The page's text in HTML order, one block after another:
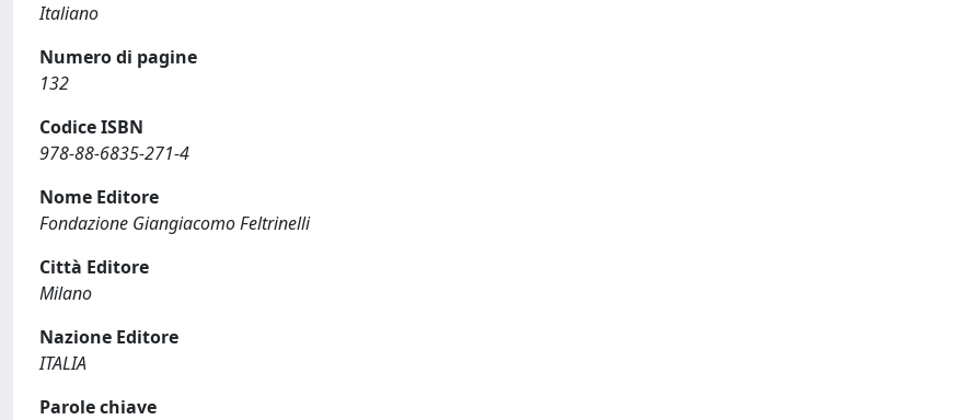
Italiano
Numero di pagine
132
Codice ISBN
978-88-6835-271-4
Nome Editore
Fondazione Giangiacomo Feltrinelli
Città Editore
Milano
Nazione Editore
ITALIA
Parole chiave